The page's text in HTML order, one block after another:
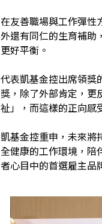
在友善職場與工作彈性
外還有同仁的生育補助
更好平衡。
代表凱基金控出席領獎
獎，除了外部肯定，更
祉」，而這樣的正向感
凱基金控重申，未來將
全健康的工作環境，陪
者心目中的首選雇主品